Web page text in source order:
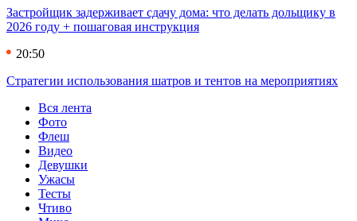
Застройщик задерживает сдачу дома: что делать дольщику в
2026 году + пошаговая инструкция
20:50
Стратегии использования шатров и тентов на мероприятиях
Вся лента
Фото
Флеш
Видео
Девушки
Ужасы
Тесты
Чтиво